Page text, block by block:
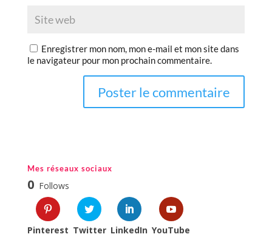
Enregistrer mon nom, mon e-mail et mon site dans
le navigateur pour mon prochain commentaire.
Mes réseaux sociaux
0 Follows
Pinterest Twitter LinkedIn YouTube